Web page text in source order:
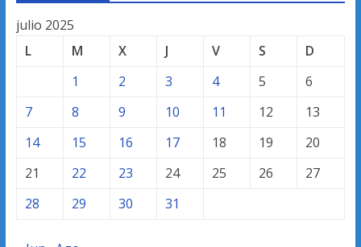
julio 2025
L
M X J V S
D
1
2 3 4 5
6
7
8 9 10 11 12
13
14
15 16 17 18 19
20
21
22 23 24 25 26
27
28
29 30 31